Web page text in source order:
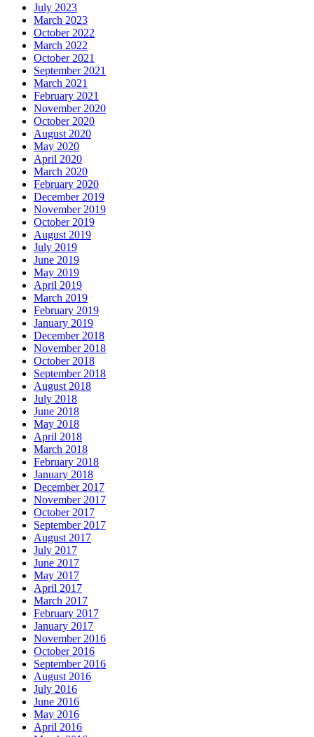
July 2023
March 2023
October 2022
March 2022
October 2021
September 2021
March 2021
February 2021
November 2020
October 2020
August 2020
May 2020
April 2020
March 2020
February 2020
December 2019
November 2019
October 2019
August 2019
July 2019
June 2019
May 2019
April 2019
March 2019
February 2019
January 2019
December 2018
November 2018
October 2018
September 2018
August 2018
July 2018
June 2018
May 2018
April 2018
March 2018
February 2018
January 2018
December 2017
November 2017
October 2017
September 2017
August 2017
July 2017
June 2017
May 2017
April 2017
March 2017
February 2017
January 2017
November 2016
October 2016
September 2016
August 2016
July 2016
June 2016
May 2016
April 2016